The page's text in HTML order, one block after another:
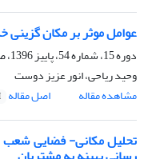
عوامل موثر بر مکان گزینی
دوره 15، شماره 54، پاییز 1396، صفحه
وحید ریاحی، انور عزیز دوست
مشاهده مقاله
اصل مقاله
تحلیل مکانی- فضایی